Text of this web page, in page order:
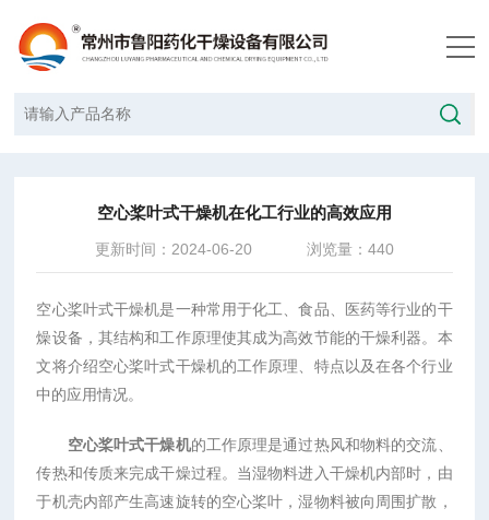
空心桨叶式干燥机在化工行业的高效应用
更新时间：2024-06-20 浏览量：440
空心桨叶式干燥机是一种常用于化工、食品、医药等行业的干
燥设备，其结构和工作原理使其成为高效节能的干燥利器。本
文将介绍空心桨叶式干燥机的工作原理、特点以及在各个行业
中的应用情况。
空心桨叶式干燥机的工作原理是通过热风和物料的交流、
传热和传质来完成干燥过程。当湿物料进入干燥机内部时，由
于机壳内部产生高速旋转的空心桨叶，湿物料被向周围扩散，